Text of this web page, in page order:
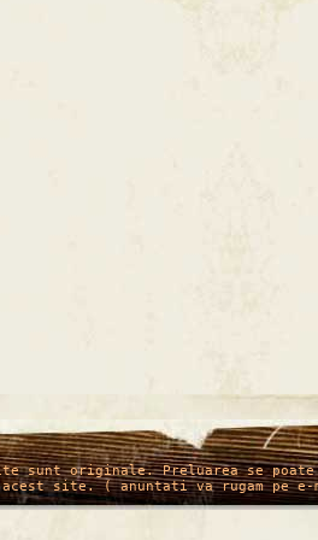
sunt originale. Preluarea se
site. ( anuntati va rugam pe